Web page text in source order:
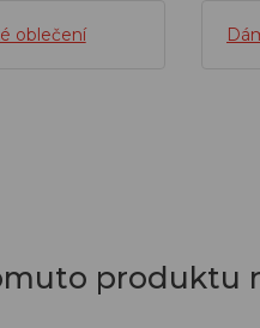
oblečení
produktu